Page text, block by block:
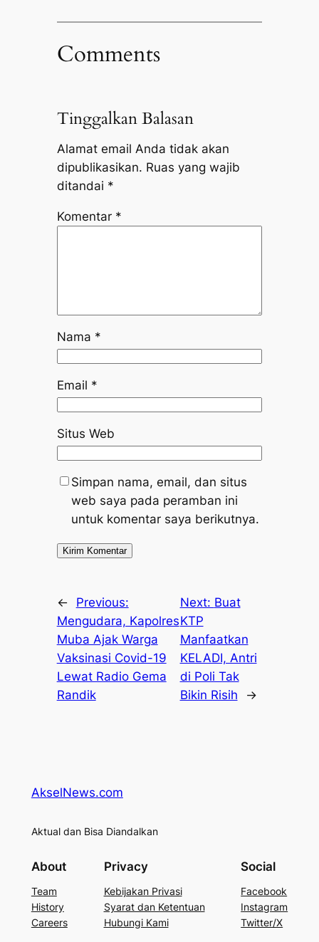
Comments
Tinggalkan Balasan
Alamat email Anda tidak akan
dipublikasikan. Ruas yang wajib
ditandai *
Komentar *
Nama *
Email *
Situs Web
Simpan nama, email, dan situs
web saya pada peramban ini
untuk komentar saya berikutnya.
←
Previous:
Mengudara, Kapolres
Muba Ajak Warga
Vaksinasi Covid-19
Lewat Radio Gema
Randik
Next: Buat
KTP
Manfaatkan
KELADI, Antri
di Poli Tak
Bikin Risih
→
AkselNews.com
Aktual dan Bisa Diandalkan
About
Team
History
Careers
Privacy
Kebijakan Privasi
Syarat dan Ketentuan
Hubungi Kami
Social
Facebook
Instagram
Twitter/X